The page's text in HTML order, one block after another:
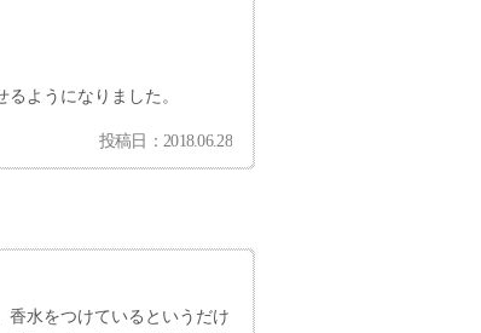
ようになりました。
投稿日：2018.06.28
香水をつけているというだけ